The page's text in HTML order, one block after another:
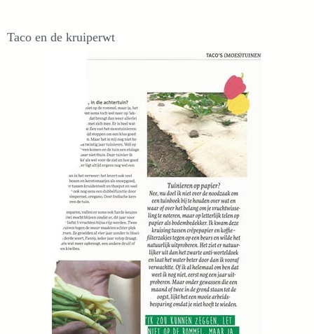
Taco en de kruiperwt